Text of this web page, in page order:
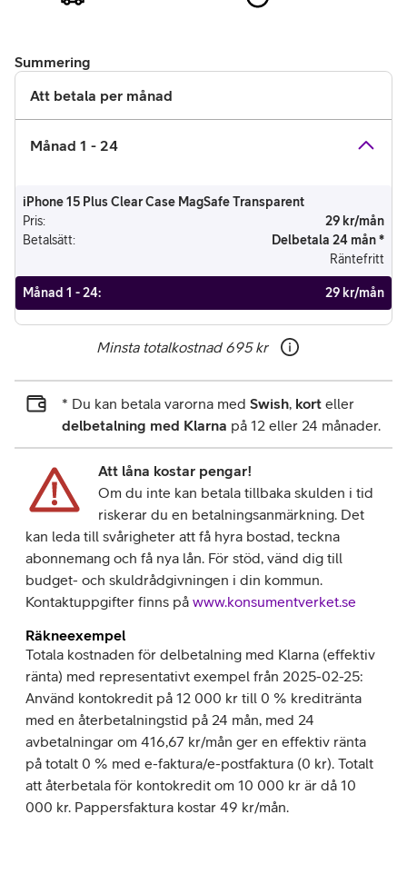
Summering
Att betala per månad
Månad 1 - 24
iPhone 15 Plus Clear Case MagSafe Transparent
Pris:
29 kr/mån
Betalsätt:
Delbetala 24 mån *
Räntefritt
Månad 1 - 24: 29 kr/mån
Minsta totalkostnad 695 kr
* Du kan betala varorna med Swish, kort eller
delbetalning med Klarna på 12 eller 24 månader.
Att låna kostar pengar!
Om du inte kan betala tillbaka skulden i tid
riskerar du en betalningsanmärkning. Det
kan leda till svårigheter att få hyra bostad, teckna
abonnemang och få nya lån. För stöd, vänd dig till
budget- och skuldrådgivningen i din kommun.
Kontaktuppgifter finns på www.konsumentverket.se
Räkneexempel
Totala kostnaden för delbetalning med Klarna (effektiv
ränta) med representativt exempel från 2025-02-25:
Använd kontokredit på 12 000 kr till 0 % kreditränta
med en återbetalningstid på 24 mån, med 24
avbetalningar om 416,67 kr/mån ger en effektiv ränta
på totalt 0 % med e-faktura/e-postfaktura (0 kr). Totalt
att återbetala för kontokredit om 10 000 kr är då 10
000 kr. Pappersfaktura kostar 49 kr/mån.